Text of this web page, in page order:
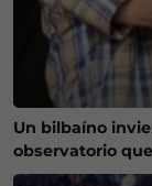
Un bilbaíno
observatorio